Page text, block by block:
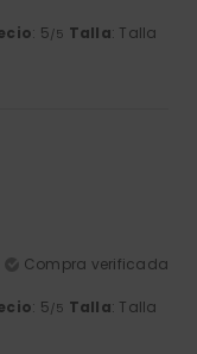
: 5/5 Talla: Talla
Compra verificada
: 5/5 Talla: Talla